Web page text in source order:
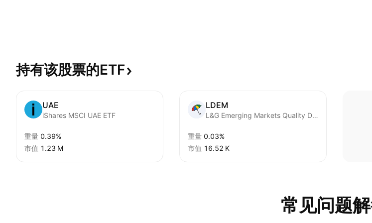
持有该股票的ETF
UAE
iShares MSCI UAE ETF
重量 0.39%
市值 ‪1.23 M‬
LDEM
L&G Emerging Markets Quality Dividends Equal Weight UCITS ETF
重量 0.03%
市值 ‪16.52 K‬
常见问题